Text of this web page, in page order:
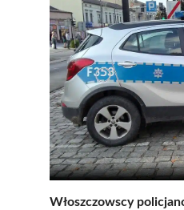
Włoszczowscy